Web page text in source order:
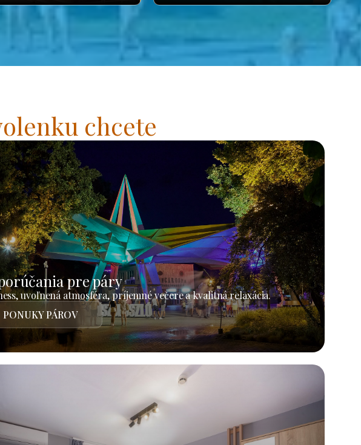
chcete
pre páry
uvoľnená atmosféra, príjemné večere a kvalitná relaxácia.
PONUKY PÁROV